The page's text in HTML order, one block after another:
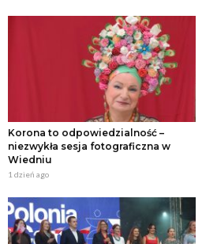
Korona to odpowiedzialność –
niezwykła sesja fotograficzna w
Wiedniu
1 dzień ago